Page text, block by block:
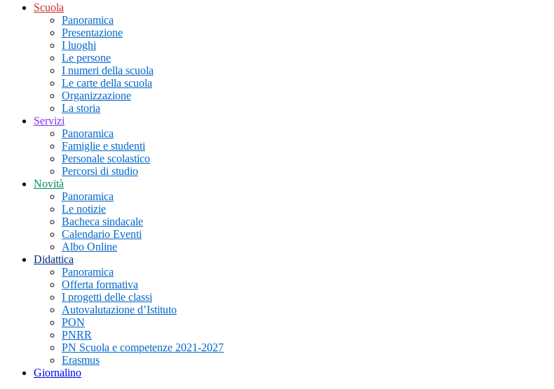
Scuola
Panoramica
Presentazione
I luoghi
Le persone
I numeri della scuola
Le carte della scuola
Organizzazione
La storia
Servizi
Panoramica
Famiglie e studenti
Personale scolastico
Percorsi di studio
Novità
Panoramica
Le notizie
Bacheca sindacale
Calendario Eventi
Albo Online
Didattica
Panoramica
Offerta formativa
I progetti delle classi
Autovalutazione d’Istituto
PON
PNRR
PN Scuola e competenze 2021-2027
Erasmus
Giornalino